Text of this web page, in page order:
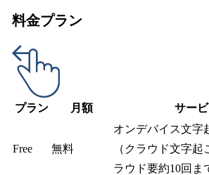
料金プラン
プラン 月額 サー
Free 無料
オンデバイス文字
（クラウド文字
ラウド要約10回ま